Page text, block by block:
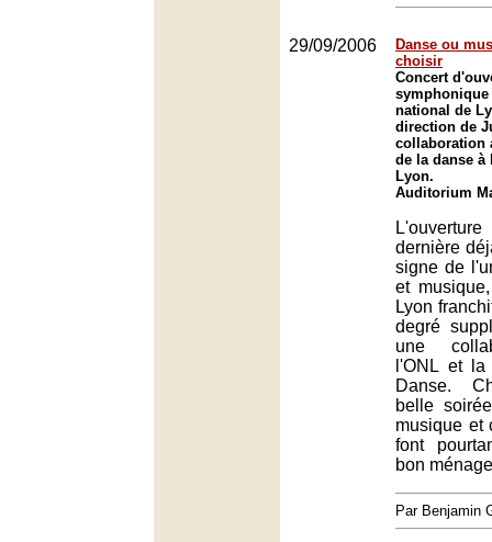
29/09/2006
Danse ou
choisir
Concert
symphonique
national de
direction de
collaboration
de la danse
Lyon.
Auditorium
dernière
signe de
et
Lyon
degré
une
l'ONL et
Danse.
belle
musique et
font
bon
Par Benjamin